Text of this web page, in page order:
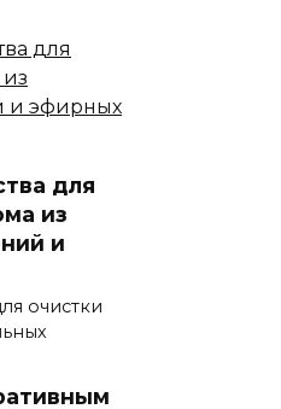
для
из
и
очистки